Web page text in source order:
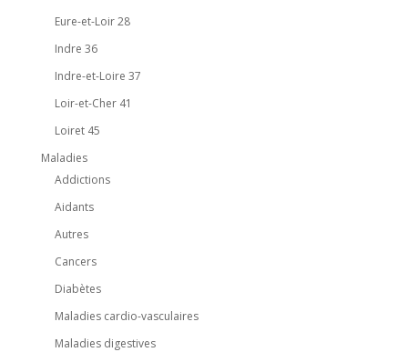
Eure-et-Loir 28
Indre 36
Indre-et-Loire 37
Loir-et-Cher 41
Loiret 45
Maladies
Addictions
Aidants
Autres
Cancers
Diabètes
Maladies cardio-vasculaires
Maladies digestives